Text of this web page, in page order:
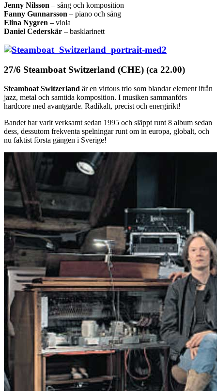
Jenny Nilsson – sång och komposition
Fanny Gunnarsson – piano och sång
Elina Nygren – viola
Daniel Cederskär – basklarinett
27/6 Steamboat Switzerland (CHE) (ca 22.00)
Steamboat Switzerland är en virtous trio som blandar element ifrån
jazz, metal och samtida komposition. I musiken sammanförs
hardcore med avantgarde. Radikalt, precist och energirikt!
Bandet har varit verksamt sedan 1995 och släppt runt 8 album sedan
dess, dessutom frekventa spelningar runt om in europa, globalt, och
nu faktist första gången i Sverige!